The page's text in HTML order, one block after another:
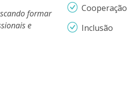
formar
e
Cooperação
Inclusão